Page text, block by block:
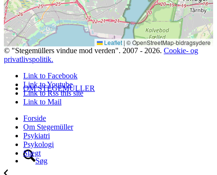
KONTAKT
OM STEGEMÜLLER
Søg
Leaflet | © OpenStreetMap-bidragsydere
© "Stegemüllers vindue mod verden". 2007 - 2026. Cookie- og
privatlivspolitik.
Link to Facebook
Link to Youtube
Link to Rss this site
Link to Mail
Forside
Om Stegemüller
Psykiatri
Psykologi
Slægt